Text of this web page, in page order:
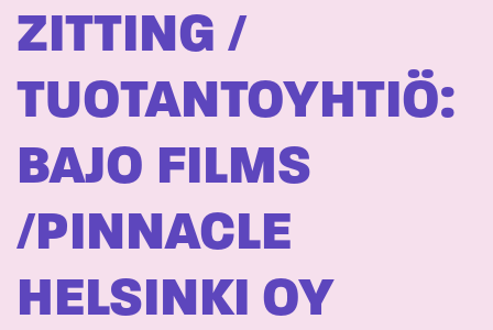
ZITTING /
TUOTANTOYHTIÖ:
BAJO FILMS
/PINNACLE
HELSINKI OY